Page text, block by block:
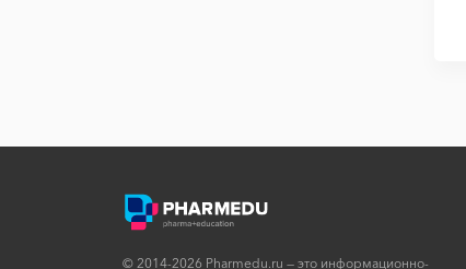
© 2014-2026 Pharmedu.ru — это информационно-